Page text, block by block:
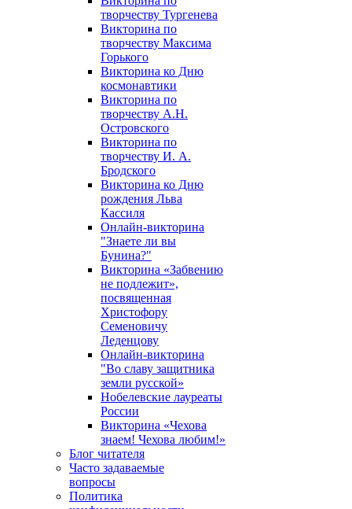
творчеству Тургенева
Викторина по
творчеству Максима
Горького
Викторина ко Дню
космонавтики
Викторина по
творчеству А.Н.
Островского
Викторина по
творчеству И. А.
Бродского
Викторина ко Дню
рождения Льва
Кассиля
Онлайн-викторина
"Знаете ли вы
Бунина?"
Викторина «Забвению
не подлежит»,
посвященная
Христофору
Семеновичу
Леденцову
Онлайн-викторина
"Во славу защитника
земли русской»
Нобелевские лауреаты
России
Викторина «Чехова
знаем! Чехова любим!»
Блог читателя
Часто задаваемые
вопросы
Политика